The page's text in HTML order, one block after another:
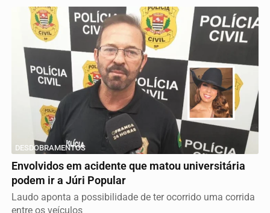
DESDOBRAMENTOS
Envolvidos em acidente que matou universitária
podem ir a Júri Popular
Laudo aponta a possibilidade de ter ocorrido uma corrida
entre os veículos